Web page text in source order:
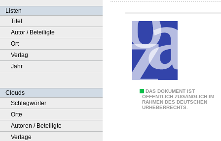
Listen
Titel
Autor / Beteiligte
Ort
Verlag
Jahr
Clouds
Schlagwörter
Orte
Autoren / Beteiligte
Verlage
DAS DOKUMENT IST
ÖFFENTLICH ZUGÄNGLICH IM
RAHMEN DES DEUTSCHEN
URHEBERRECHTS.